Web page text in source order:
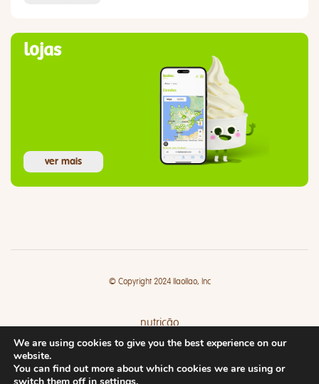
lojas
ver mais
© Copyright 2024 llaollao, Inc
nutrição
lojas
We are using cookies to give you the best experience on our
website.
You can find out more about which cookies we are using or